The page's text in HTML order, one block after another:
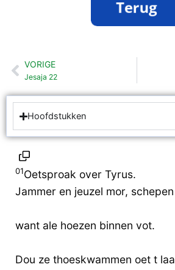
Vorige
VORIGE
Jesaja 22
Hoofdstukken
01Oetsproak over Tyrus.
Jammer en jeuzel mor,
want ale hoezen binnen vot.
Dou ze thoeskwammen oet t